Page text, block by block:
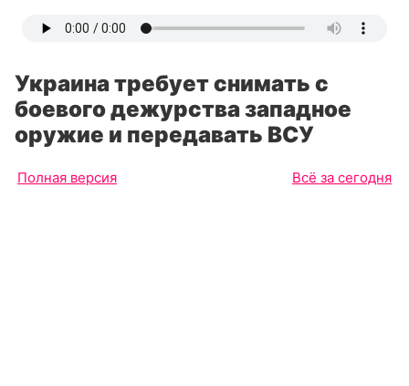
Украина требует снимать с
боевого дежурства западное
оружие и передавать ВСУ
Полная версия Всё за сегодня